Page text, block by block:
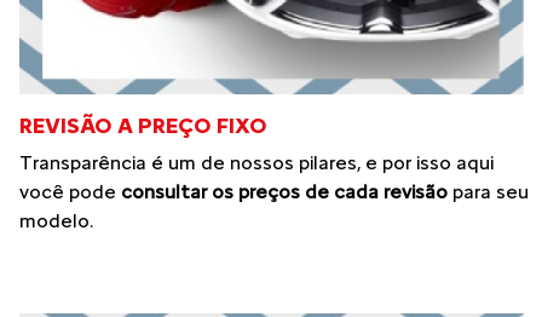
REVISÃO A PREÇO FIXO
Transparência é um de nossos pilares, e por isso aqui
você pode consultar os preços de cada revisão para seu
modelo.